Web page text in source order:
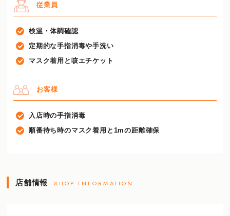
従業員
検温・体調確認
定期的な手指消毒や手洗い
マスク着用と咳エチケット
お客様
入店時の手指消毒
順番待ち時のマスク着用と1mの距離確保
店舗情報 SHOP INFORMATION